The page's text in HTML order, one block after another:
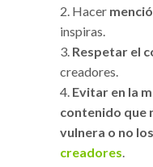
Hacer
inspiras.
Respetar el
creadores.
Evitar en la
contenido que
vulnera o no los
creadores.